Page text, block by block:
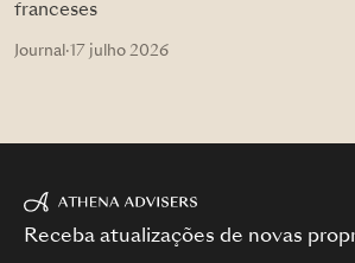
franceses
Journal ·17 julho 2026
Receba atualizações de novas